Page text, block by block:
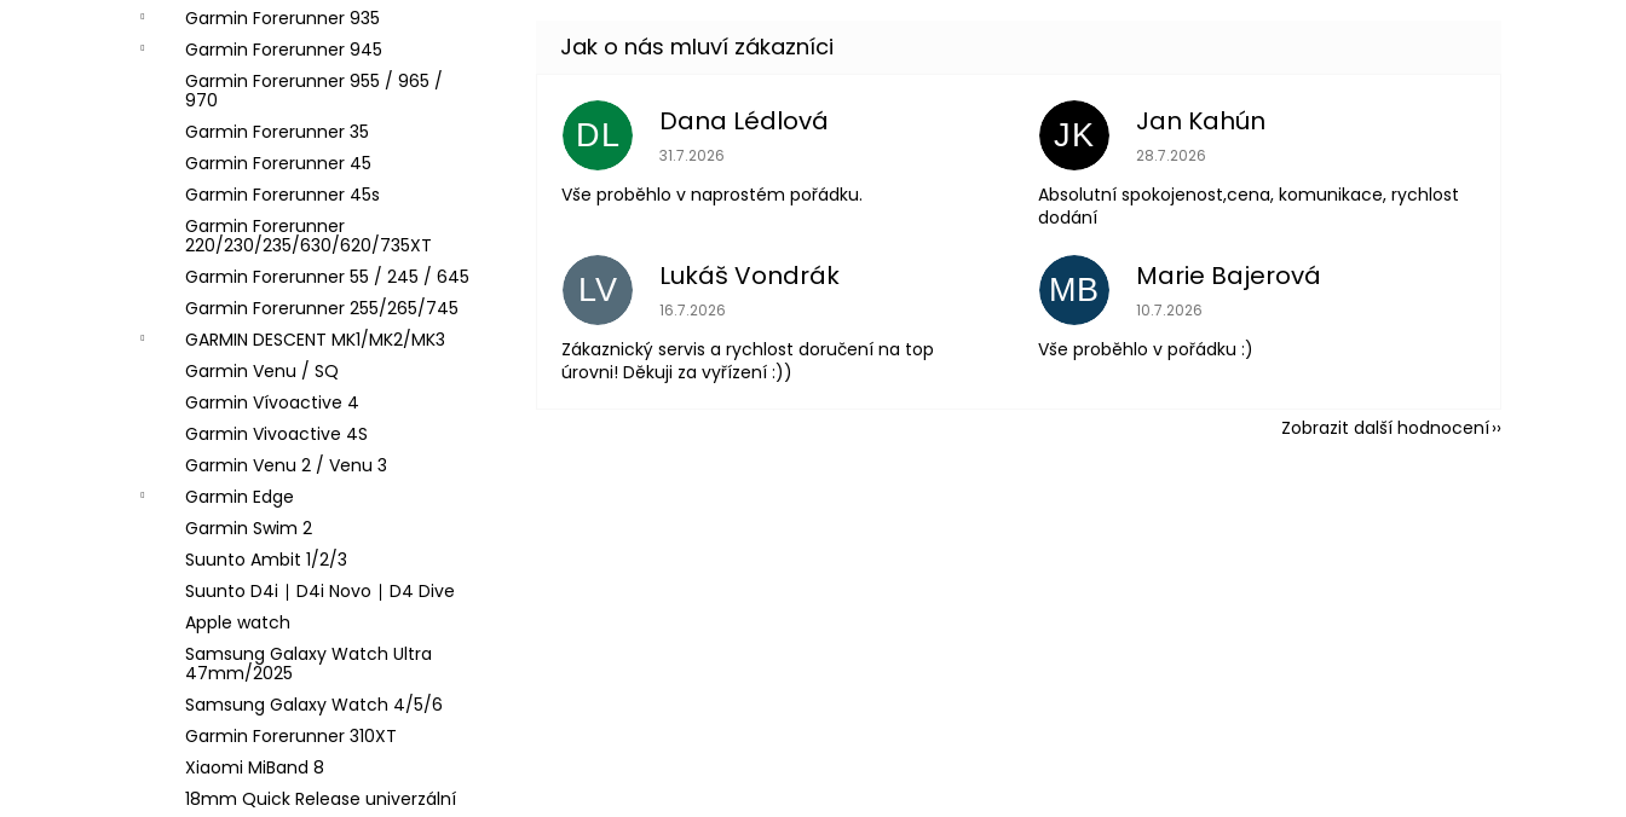
Garmin Forerunner 935
Garmin Forerunner 945
Garmin Forerunner 955 / 965 /
970
Garmin Forerunner 35
Garmin Forerunner 45
Garmin Forerunner 45s
Garmin Forerunner
220/230/235/630/620/735XT
Garmin Forerunner 55 / 245 / 645
Garmin Forerunner 255/265/745
GARMIN DESCENT MK1/MK2/MK3
Garmin Venu / SQ
Garmin Vívoactive 4
Garmin Vivoactive 4S
Garmin Venu 2 / Venu 3
Garmin Edge
Garmin Swim 2
Suunto Ambit 1/2/3
Suunto D4i ∣ D4i Novo ∣ D4 Dive
Apple watch
Samsung Galaxy Watch Ultra
47mm/2025
Samsung Galaxy Watch 4/5/6
Garmin Forerunner 310XT
Xiaomi MiBand 8
18mm Quick Release univerzální
DL Dana Lédlová
Hodnocení obchodu je 5 z 5 hvězdiček.
31.7.2026
Vše proběhlo v naprostém pořádku.
JK Jan Kahún
Hodnocení obchodu je 5 z 5 hvězdiček.
28.7.2026
Absolutní spokojenost,cena, komunikace, rychlost
dodání
LV Lukáš Vondrák
Hodnocení obchodu je 5 z 5 hvězdiček.
16.7.2026
Zákaznický servis a rychlost doručení na top
úrovni! Děkuji za vyřízení :))
MB Marie Bajerová
Hodnocení obchodu je 5 z 5 hvězdiček.
10.7.2026
Vše proběhlo v pořádku :)
Zobrazit další hodnocení